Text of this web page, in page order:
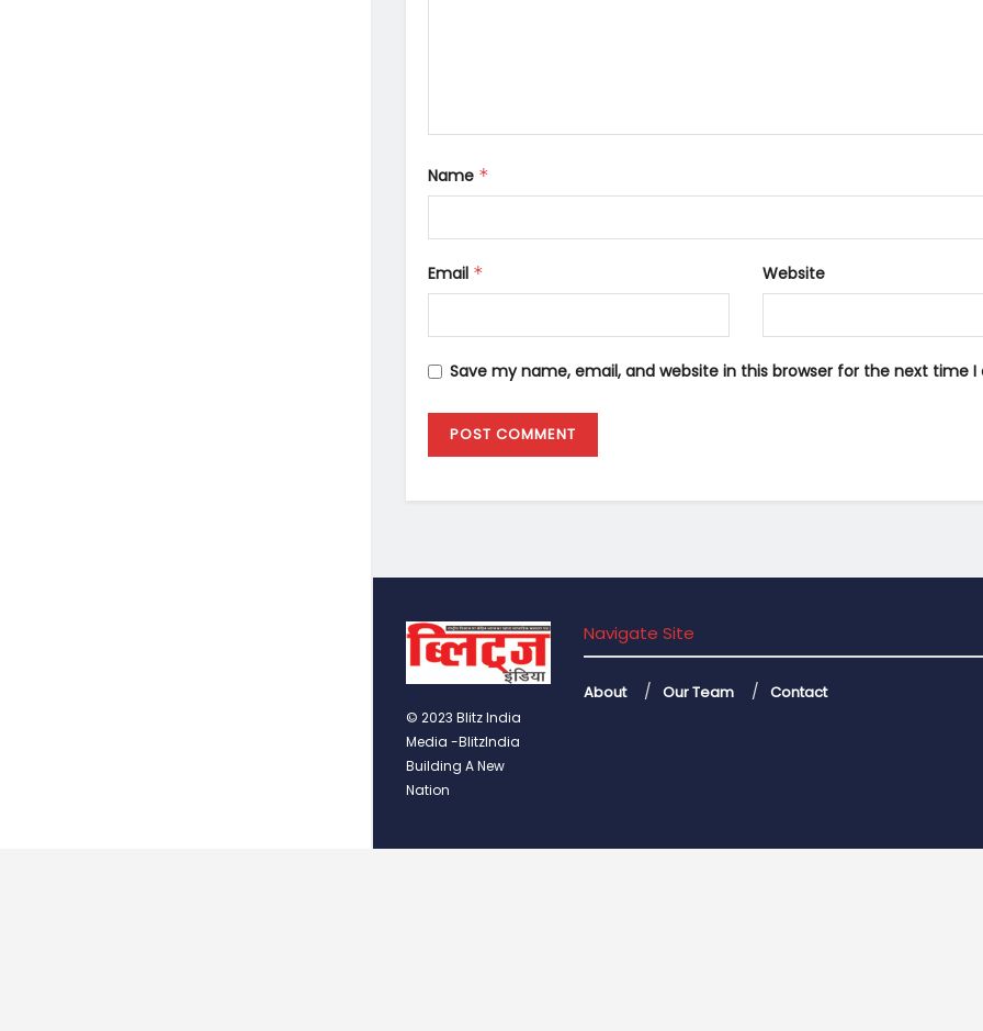
Name *
Email * Website
Save my name, email, and website in this browser for the next time
© 2023 Blitz India
Media -BlitzIndia
Building A New
Nation
Navigate Site
About Our Team Contact